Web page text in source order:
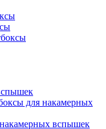
для накамерных
вспышек